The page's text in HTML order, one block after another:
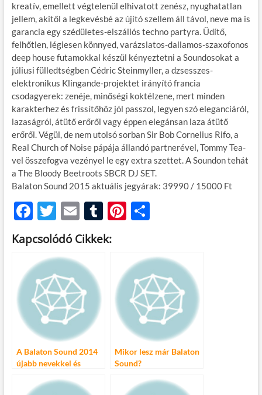
kreatív, emellett végtelenül elhivatott zenész, nyughatatlan
jellem, akitől a legkevésbé az újító szellem áll távol, neve ma is
garancia egy szédületes-elszállós techno partyra. Üdítő,
felhőtlen, légiesen könnyed, varázslatos-dallamos-szaxofonos
deep house futamokkal készül kényeztetni a Soundosokat a
júliusi fülledtségben Cédric Steinmyller, a dzsesszes-
elektronikus Klingande-projektet irányító francia
csodagyerek: zenéje, minőségi koktélzene, mert minden
karakterhez és frissítőhöz jól passzol, legyen szó eleganciáról,
lazaságról, átütő erőről vagy éppen elegánsan laza átütő
erőről. Végül, de nem utolsó sorban Sir Bob Cornelius Rifo, a
Real Church of Noise pápája állandó partnerével, Tommy Tea-
vel összefogva vezényel le egy extra szettet. A Soundon tehát
a The Bloody Beetroots SBCR DJ SET.
Balaton Sound 2015 aktuális jegyárak: 39990 / 15000 Ft
F
ac
e
b
o
o
k
T
w
itt
er
E
m
ail
T
u
m
Pi
es
O
m
e
g
Kapcsolódó Cikkek:
A Balaton Sound 2014
újabb nevekkel és
Mikor lesz már Balaton
Sound?